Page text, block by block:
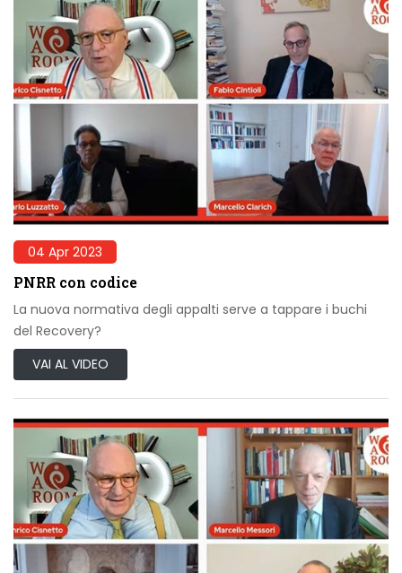
04 Apr 2023
PNRR con codice
La nuova normativa degli appalti serve a tappare i buchi
del Recovery?
VAI AL VIDEO